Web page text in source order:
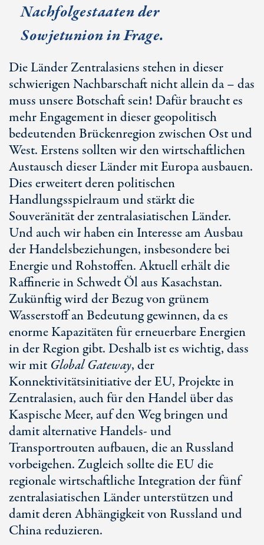
Nachfolgestaaten der
Sowjetunion in Frage.
Die Länder Zentralasiens stehen in dieser
schwierigen Nachbarschaft nicht allein da – das
muss unsere Botschaft sein! Dafür braucht es
mehr Engagement in dieser geopolitisch
bedeutenden Brückenregion zwischen Ost und
West. Erstens sollten wir den wirtschaftlichen
Austausch dieser Länder mit Europa ausbauen.
Dies erweitert deren politischen
Handlungsspielraum und stärkt die
Souveränität der zentralasiatischen Länder.
Und auch wir haben ein Interesse am Ausbau
der Handelsbeziehungen, insbesondere bei
Energie und Rohstoffen. Aktuell erhält die
Raffinerie in Schwedt Öl aus Kasachstan.
Zukünftig wird der Bezug von grünem
Wasserstoff an Bedeutung gewinnen, da es
enorme Kapazitäten für erneuerbare Energien
in der Region gibt. Deshalb ist es wichtig, dass
wir mit Global Gateway, der
Konnektivitätsinitiative der EU, Projekte in
Zentralasien, auch für den Handel über das
Kaspische Meer, auf den Weg bringen und
damit alternative Handels- und
Transportrouten aufbauen, die an Russland
vorbeigehen. Zugleich sollte die EU die
regionale wirtschaftliche Integration der fünf
zentralasiatischen Länder unterstützen und
damit deren Abhängigkeit von Russland und
China reduzieren.